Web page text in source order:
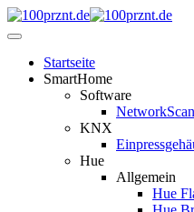
Startseite
SmartHome
Software
KNX
Hue
Allgemein
Hue